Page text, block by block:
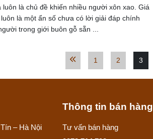
là chủ đề khiến nhiều người xôn xao. Giá
là một ẩn số chưa có lời giải đáp chính
trong giới buôn gỗ sẵn ...
1 2 3
– Hà Nội
Thông tin bán hàng
Tư vấn bán hàng